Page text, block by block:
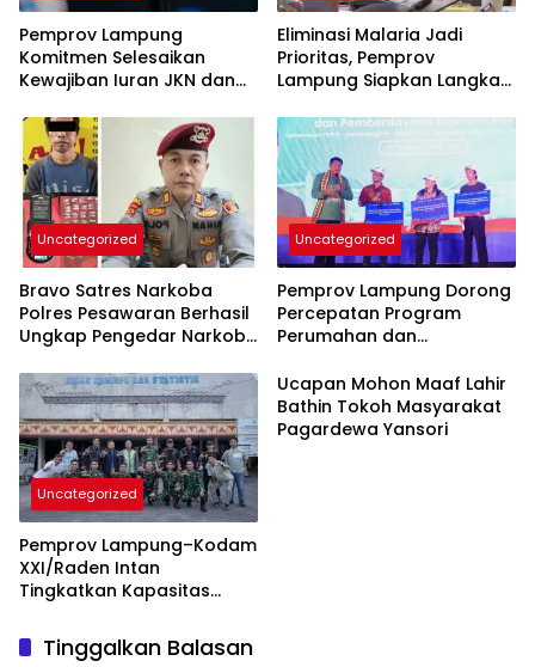
Pemprov Lampung
Komitmen Selesaikan
Kewajiban Iuran JKN dan
Kepesertaan BPJS
Kesehatan
Eliminasi Malaria Jadi
Prioritas, Pemprov
Lampung Siapkan Langkah
Uncategorized
Bravo Satres Narkoba
Polres Pesawaran Berhasil
Ungkap Pengedar Narkoba
Uncategorized
Pemprov Lampung Dorong
Percepatan Program
Perumahan dan
Rakyat
Uncategorized
Pemprov Lampung–Kodam
XXI/Raden Intan
Tingkatkan Kapasitas
Komunikasi Publik
Ucapan Mohon Maaf Lahir
Bathin Tokoh Masyarakat
Pagardewa Yansori
Tinggalkan Balasan